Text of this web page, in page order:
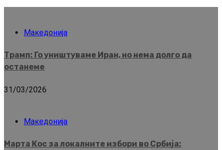
Македонија
Трамп: Го уништуваме Иран, но нема долго да
останеме
31/03/2026
Македонија
Марта Кос за локалните избори во Србија: